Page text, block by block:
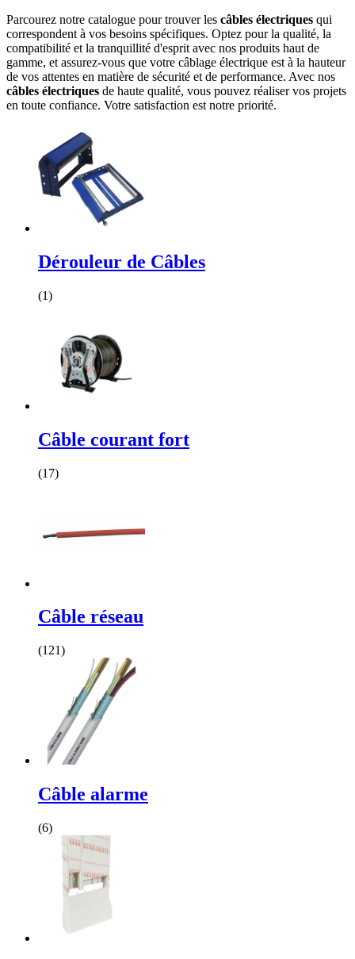
Parcourez notre catalogue pour trouver les câbles électriques qui
correspondent à vos besoins spécifiques. Optez pour la qualité, la
compatibilité et la tranquillité d'esprit avec nos produits haut de
gamme, et assurez-vous que votre câblage électrique est à la hauteur
de vos attentes en matière de sécurité et de performance. Avec nos
câbles électriques de haute qualité, vous pouvez réaliser vos projets
en toute confiance. Votre satisfaction est notre priorité.
Dérouleur de Câbles
(1)
Câble courant fort
(17)
Câble réseau
(121)
Câble alarme
(6)